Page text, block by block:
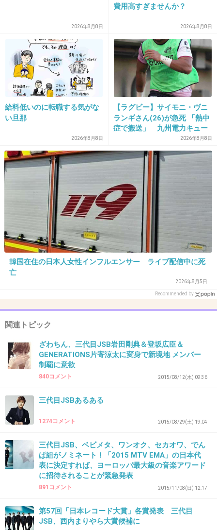
2016/04/27(水) 18:25:13
ボーカル二人がサングラスって写る気あるの
か?
-25
35. 匿名2016/04/27(水) 18:25:26
出典：stat.ameba.jp
+392
36. 匿名2016/04/27(水) 18:25:27
臣くんが３．９秒バズーカに見えた！
+48 -101
山下さん好きなんだけどEXILE軍団らしくない
出典：livedoor.blogimg.jp
-43
38. 匿名2016/04/27(水) 18:26:13
見たとき韓国人が歌いそうな曲だった
+213 -76
あはは！ダサいね
2026年8月8日
費用高すぎませんか？
2026年8月8日
給料低いのに転職する気がな
い旦那
2026年8月8日
【ラグビー】サイモニ・ヴニ
ランギさん(26)が急死 「熱中
症で搬送」 九州電力キュー
デンヴォルテクスで練習中
2026年8月8日
韓国在住の日本人女性インフルエンサー ライブ配信中に死
亡
2026年8月5日
Recommended by
関連トピック
ざわちん、三代目JSB岩田剛典＆登坂広臣＆
GENERATIONS片寄涼太に変身で新境地 メンバー
制覇に意欲
840コメント 2015/08/12(水) 09:36
三代目JSBあるある
1274コメント 2015/08/29(土) 19:04
三代目JSB、ベビメタ、ワンオク、セカオワ、でん
ぱ組がノミネート！「2015 MTV EMA」の日本代
表に決定すれば、ヨーロッパ最大級の音楽アワード
に招待されることが緊急発表
891コメント 2015/11/08(日) 12:17
第57回「日本レコード大賞」各賞発表 三代目
JSB、西内まりやら大賞候補に